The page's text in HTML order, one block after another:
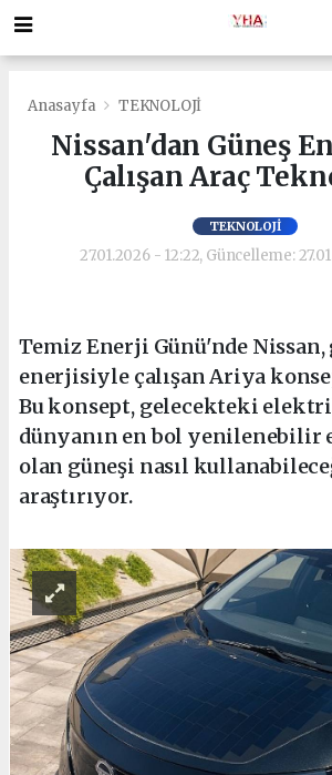
Anasayfa TEKNOLOJİ
Nissan'dan Güneş
Çalışan Araç
TEKNOLOJİ
27.01.2026 - 12:22, Güncelleme:
Temiz Enerji Günü'nde Nissan,
enerjisiyle çalışan Ariya
Bu konsept, gelecekteki
dünyanın en bol yenilenebilir
olan güneşi nasıl
araştırıyor.